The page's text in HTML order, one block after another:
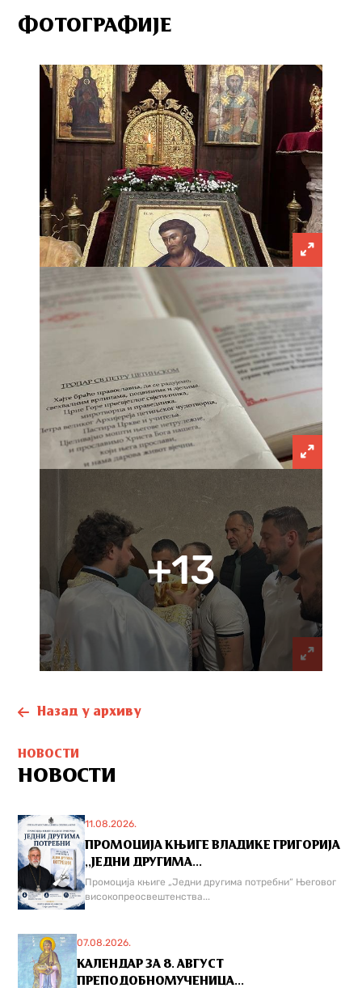
ФОТОГРАФИЈЕ
+13
Назад у архиву
НОВОСТИ
НОВОСТИ
11.08.2026.
ПРОМОЦИЈА КЊИГЕ ВЛАДИКЕ ГРИГОРИЈА
,,ЈЕДНИ ДРУГИМА...
Промоција књиге „Једни другима потребни“ Његовог
високопреосвештенства...
07.08.2026.
КАЛЕНДАР ЗА 8. АВГУСТ
ПРЕПОДОБНОМУЧЕНИЦА...